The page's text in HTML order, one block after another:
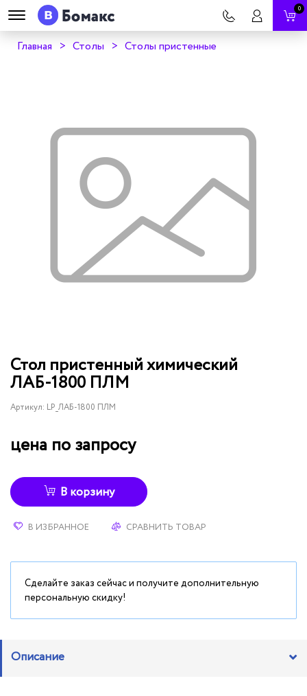
0
Главная Столы Столы пристенные
Стол пристенный химический
ЛАБ-1800 ПЛМ
Артикул: LP_ЛАБ-1800 ПЛМ
цена по запросу
В корзину
В ИЗБРАННОЕ СРАВНИТЬ ТОВАР
Сделайте заказ сейчас и получите дополнительную
персональную скидку!
Описание